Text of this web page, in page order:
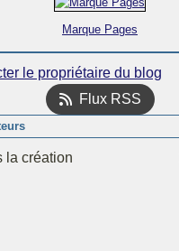
Marque Pages
le propriétaire du blog
Flux RSS
la création